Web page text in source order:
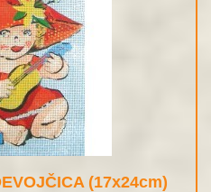
(17x24cm)